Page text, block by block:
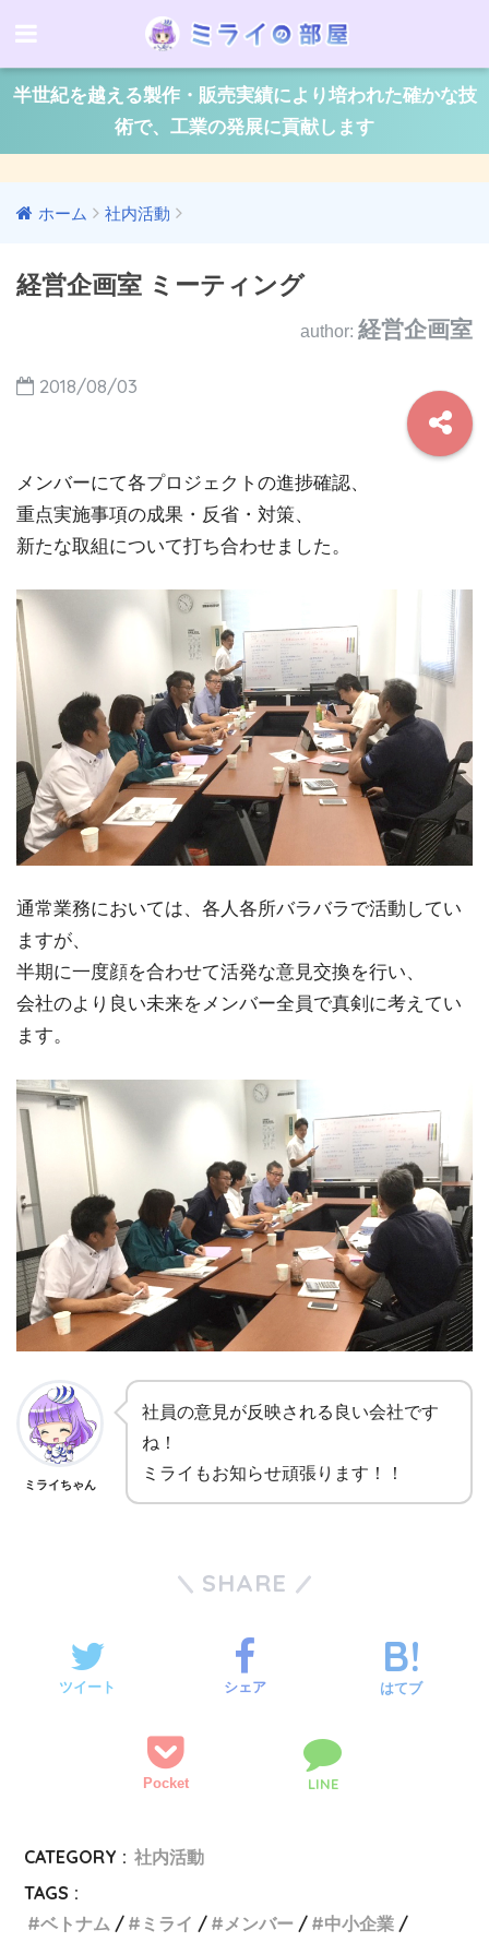
半世紀を越える製作・販売実績により培われた確かな技
術で、工業の発展に貢献します
ホーム 社内活動
経営企画室 ミーティング
author: 経営企画室
2018/08/03
メンバーにて各プロジェクトの進捗確認、
重点実施事項の成果・反省・対策、
新たな取組について打ち合わせました。
通常業務においては、各人各所バラバラで活動してい
ますが、
半期に一度顔を合わせて活発な意見交換を行い、
会社のより良い未来をメンバー全員で真剣に考えてい
ます。
ミライちゃん
社員の意見が反映される良い会社です
ね！
ミライもお知らせ頑張ります！！
SHARE
ツイート シェア はてブ
Pocket LINE
CATEGORY : 社内活動
TAGS :
ベトナム
ミライ メンバー
中小企業